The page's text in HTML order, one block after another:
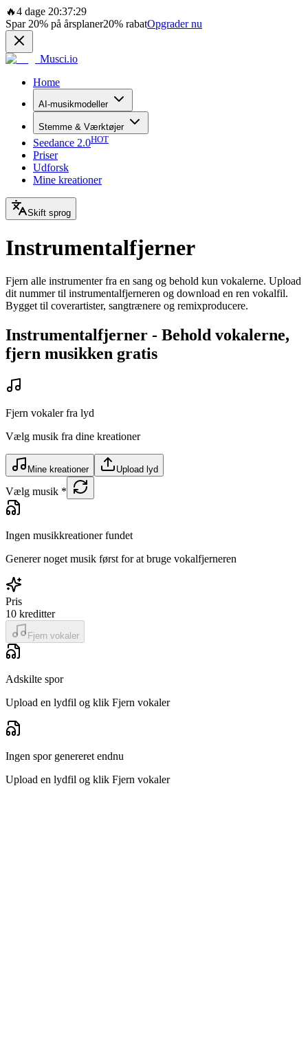
🔥4 dage 20:37:29
Spar 20% på årsplaner20% rabatOpgrader nu
Musci.io
Home
AI-musikmodeller
Stemme & Værktøjer
Seedance 2.0HOT
Priser
Udforsk
Mine kreationer
Skift sprog
Instrumentalfjerner
Fjern alle instrumenter fra en sang og behold kun vokalerne. Upload
dit nummer til instrumentalfjerneren og download en ren vokalfil.
Bygget til coverartister, sangtrænere og remixproducere.
Instrumentalfjerner - Behold vokalerne,
fjern musikken gratis
Fjern vokaler fra lyd
Vælg musik fra dine kreationer
Mine kreationer Upload lyd
Vælg musik *
Ingen musikkreationer fundet
Generer noget musik først for at bruge vokalfjerneren
Pris
10 kreditter
Fjern vokaler
Adskilte spor
Upload en lydfil og klik Fjern vokaler
Ingen spor genereret endnu
Upload en lydfil og klik Fjern vokaler